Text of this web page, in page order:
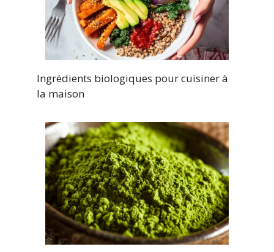
Ingrédients biologiques pour cuisiner à
la maison